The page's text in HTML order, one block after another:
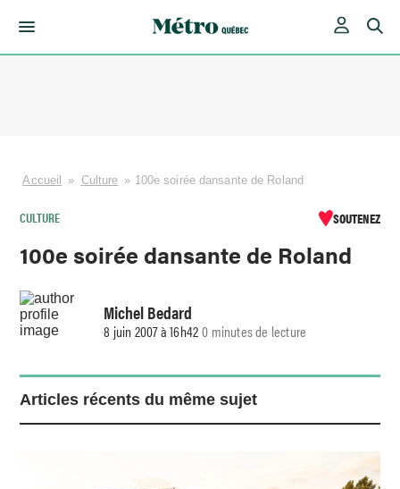
Accueil » Culture » 100e soirée dansante de Roland
CULTURE SOUTENEZ
100e soirée dansante de Roland
Michel Bedard
8 juin 2007 à 16h420 minutes de lecture
Articles récents du même sujet